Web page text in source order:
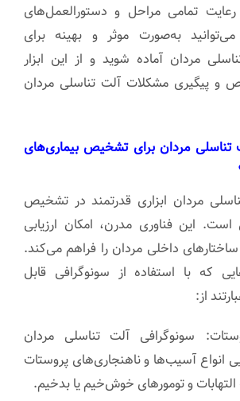
تمامی مراحل و دستورالعمل‌های
به‌صورت موثر و بهینه برای
مردان آماده شوید و از این ابزار
و پیگیری مشکلات آلت تناسلی مردان
تناسلی مردان برای تشخیص بیماری‌های
مردان ابزاری قدرتمند در تشخیص
این فناوری مدرن، امکان ارزیابی
داخلی مردان را فراهم می‌کند.
که با استفاده از سونوگرافی قابل
از:
سونوگرافی آلت تناسلی مردان
انواع آسیب‌ها و ناهنجاری‌های پروستات
و تومورهای خوش‌خیم یا بدخیم.